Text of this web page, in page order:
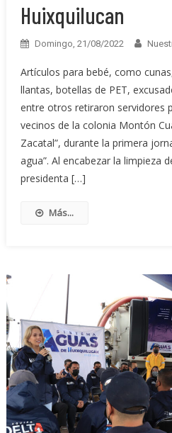
Huixquilucan
Domingo, 21/08/2022
Artículos para bebé, como
llantas, botellas de PET,
entre otros retiraron servidores
vecinos de la colonia Montón
Zacatal”, durante la primera
agua”. Al encabezar la limpieza
presidenta […]
Más...